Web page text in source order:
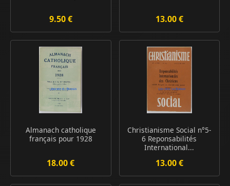
9.50 € 13.00 €
Almanach catholique
français pour 1928
18.00 €
Christianisme Social n°5-
6 Reponsabilités
International...
13.00 €